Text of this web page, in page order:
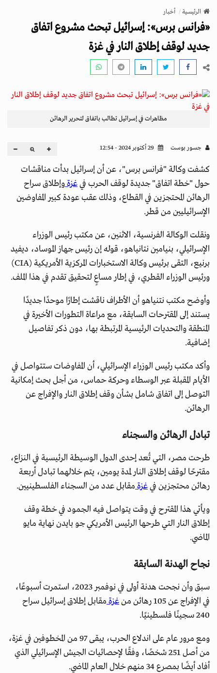
v
g
a
n
الرئيسية أخبار
«فرانس برس»: إسرائيل تبحث مشروع اتفاق
جديد لوقف إطلاق النار في غزة
مظاهرات في إسرائيل تطالب باتفاق لتحرير الرهائن
جسور بوست
كشفت وكالة "فرانس برس"، عن أن إسرائيل بدأت مناقشات
حول "خطة اتفاق" جديدة لوقف الحرب فيغزةوإطلاق سراح
الرهائن المحتجزين في القطاع، وذلك عقب عودة كبير المفاوضين
الإسرائيليين من قطر.
ونقلت الوكالة الفرنسية، الاثنين، عن مكتب رئيس الوزراء
الإسرائيلي، بنيامين نتانياهو، قوله إن رئيس جهاز الموساد، ديفيد
برنيع، التقى برئيس وكالة الاستخبارات المركزية الأمريكية (CIA)
ورئيس الوزراء القطري، في إطار مساعٍ لتحقيق تقدم في هذا الملف.
وأوضح مكتب نتنياهو أن الأطراف ناقشت إطارًا موحدًا جديدًا
يستند إلى المقترحات السابقة، مع مراعاة التطورات الأخيرة في
المنطقة والتحديات الرئيسية المرتبطة بها، دون ذكر تفاصيل
إضافية.
وأكد مكتب رئيس الوزراء الإسرائيلي، أن المفاوضات ستتواصل في
الأيام المقبلة عبر الوسطاء وحركة حماس، من أجل بحث إمكانية
التوصل إلى اتفاق شامل بشأن وقف إطلاق النار والإفراج عن
الرهائن.
تبادل الرهائن والسجناء
طرحت مصر، التي تُعد إحدى الدول الوسيطة الرئيسية في النزاع،
مقترحًا لوقف إطلاق النار لمدة يومين، يتم خلالهما تبادل أربعة
رهائن محتجزين فيغزةمقابل عدد من السجناء الفلسطينيين.
ويأتي هذا المقترح في وقت يتواصل فيه الجمود في خطة وقف
إطلاق النار التي طرحها الرئيس الأمريكي جو بايدن نهاية مايو
الماضي.
نجاح الهدنة السابقة
سبق وأن نجحت هدنة أولى في نوفمبر 2023، استمرت أسبوعًا،
في الإفراج عن 105 رهائن من
غزةمقابل إطلاق إسرائيل سراح
240 سجينًا فلسطينيًا.
ومع مرور عام على اندلاع الحرب، يبقى 97 من المخطوفين في غزة،
من أصل 251 شخصًا، وفقًا لإحصائيات الجيش الإسرائيلي الذي
أفاد أيضًا بمصرع 34 منهم خلال العام الماضي.